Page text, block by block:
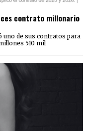
contrato millonario
uno de sus contratos para
510 mil